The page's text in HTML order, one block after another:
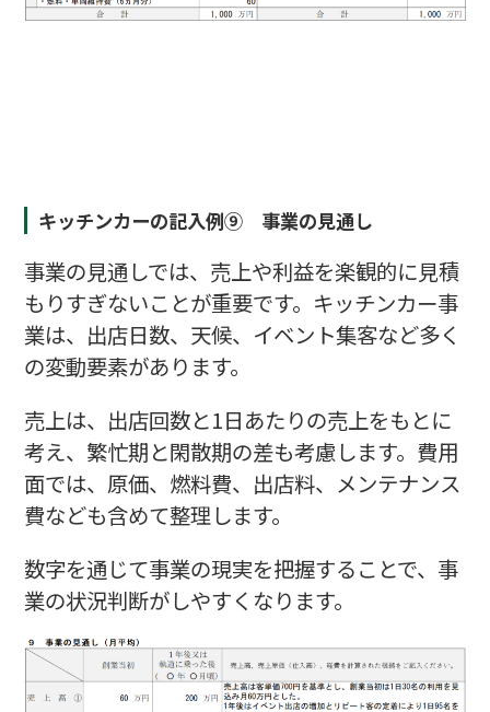
キッチンカーの記入例⑨ 事業の見通し
事業の見通しでは、売上や利益を楽観的に見積
もりすぎないことが重要です。キッチンカー事
業は、出店日数、天候、イベント集客など多く
の変動要素があります。
売上は、出店回数と1日あたりの売上をもとに
考え、繁忙期と閑散期の差も考慮します。費用
面では、原価、燃料費、出店料、メンテナンス
費なども含めて整理します。
数字を通じて事業の現実を把握することで、事
業の状況判断がしやすくなります。